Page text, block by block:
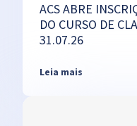
ACS ABRE
DO CURSO DE
31.07.26
Leia mais